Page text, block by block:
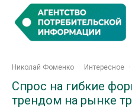
Николай Фоменко · Интересное ·
Спрос на гибкие
трендом на рынке